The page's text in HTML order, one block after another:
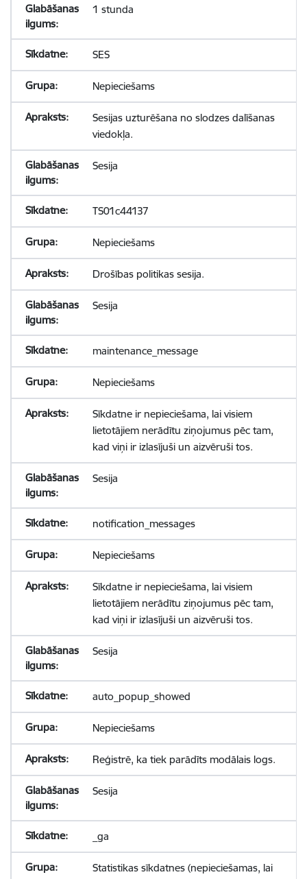
1 stunda
SES
Nepieciešams
Sesijas uzturēšana no slodzes dalīšanas
viedokļa.
Sesija
TS01c44137
Nepieciešams
Drošības politikas sesija.
Sesija
maintenance_message
Nepieciešams
Sīkdatne ir nepieciešama, lai visiem
lietotājiem nerādītu ziņojumus pēc tam,
kad viņi ir izlasījuši un aizvēruši tos.
Sesija
notification_messages
Nepieciešams
Sīkdatne ir nepieciešama, lai visiem
lietotājiem nerādītu ziņojumus pēc tam,
kad viņi ir izlasījuši un aizvēruši tos.
Sesija
auto_popup_showed
Nepieciešams
Reģistrē, ka tiek parādīts modālais logs.
Sesija
_ga
Statistikas sīkdatnes (nepieciešamas, lai